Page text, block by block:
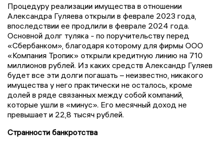
Процедуру реализации имущества в отношении
Александра Гуляева открыли в феврале 2023 года,
впоследствии ее продлили в феврале 2024 года.
Основной долг туляка - по поручительству перед
«Сбербанком», благодаря которому для фирмы ООО
«Компания Тропик» открыли кредитную линию на 710
миллионов рублей. Из каких средств Александр Гуляев
будет все эти долги погашать – неизвестно, никакого
имущества у него практически не осталось, кроме
долей в ряде связанных между собой компаний,
которые ушли в «минус». Его месячный доход не
превышает и 22,8 тысяч рублей.
Странности банкротства